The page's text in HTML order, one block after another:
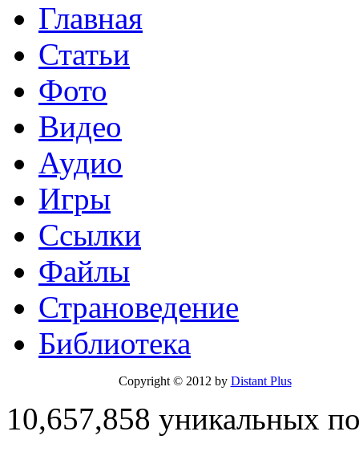
Главная
Статьи
Фото
Видео
Аудио
Игры
Ссылки
Файлы
Страноведение
Библиотека
Copyright © 2012 by Distant Plus
10,657,858 уникальных